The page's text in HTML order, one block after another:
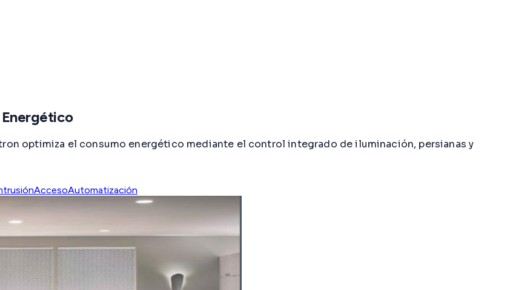
optimiza el consumo energético mediante el control integrado de iluminación, persianas y
AccesoAutomatización